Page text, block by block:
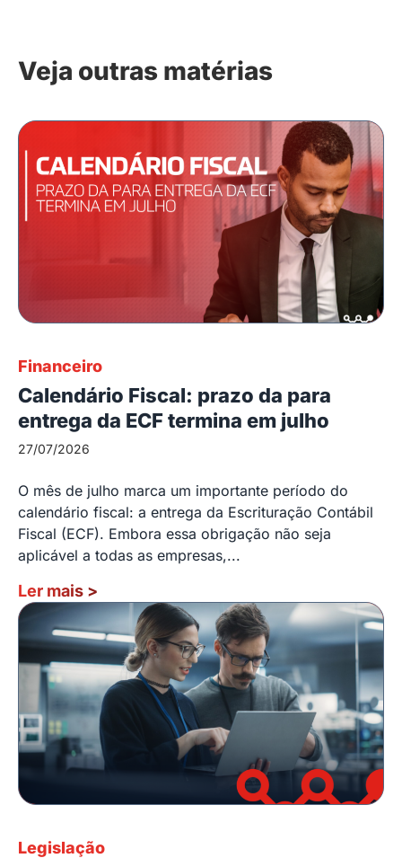
Veja outras matérias
Financeiro
Calendário Fiscal: prazo da para
entrega da ECF termina em julho
27/07/2026
O mês de julho marca um importante período do
calendário fiscal: a entrega da Escrituração Contábil
Fiscal (ECF). Embora essa obrigação não seja
aplicável a todas as empresas,...
Ler mais >
Legislação